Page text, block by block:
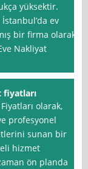
yüksektir.
ev
bir firma olarak
Nakliyat
fiyatları
olarak,
profesyonel
sunan bir
hizmet
ön planda